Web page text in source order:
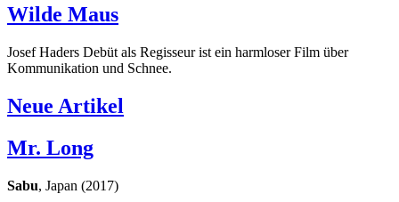
Wilde Maus
Josef Haders Debüt als Regisseur ist ein harmloser Film über
Kommunikation und Schnee.
Neue Artikel
Mr. Long
Sabu, Japan (2017)